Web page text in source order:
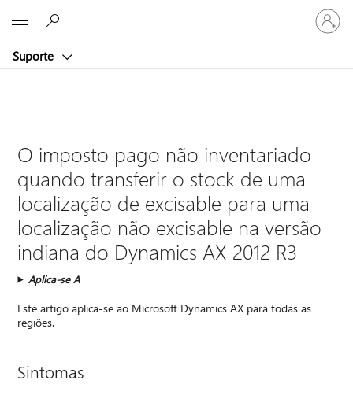
Suporte
Iniciar
sessão
na
O imposto pago não inventariado
quando transferir o stock de uma
localização de excisable para uma
localização não excisable na versão
indiana do Dynamics AX 2012 R3
Aplica-se A
Este artigo aplica-se ao Microsoft Dynamics AX para todas as
regiões.
Sintomas